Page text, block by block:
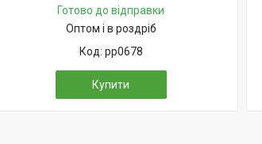
Готово до відправки
Оптом і в роздріб
pp0678
Купити